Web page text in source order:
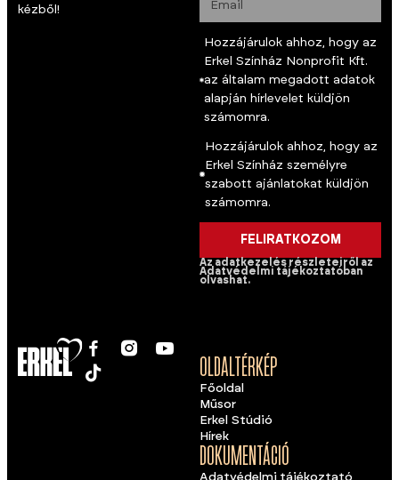
kézből!
Hozzájárulok ahhoz, hogy az
Erkel Színház Nonprofit Kft.
az általam megadott adatok
alapján hírlevelet küldjön
számomra.
Hozzájárulok ahhoz, hogy az
Erkel Színház személyre
szabott ajánlatokat küldjön
számomra.
FELIRATKOZOM
Az adatkezelés részleteiről az
Adatvédelmi tájékoztatóban
olvashat.
OLDALTÉRKÉP
Főoldal
Műsor
Erkel Stúdió
Hírek
DOKUMENTÁCIÓ